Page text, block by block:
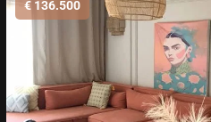
136.500 €